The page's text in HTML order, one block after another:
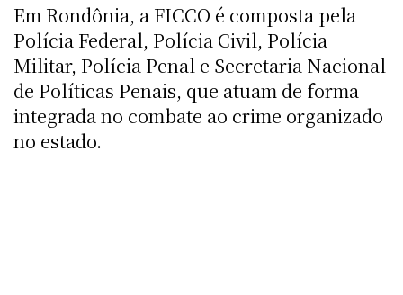
Em Rondônia, a FICCO é composta pela
Polícia Federal, Polícia Civil, Polícia
Militar, Polícia Penal e Secretaria Nacional
de Políticas Penais, que atuam de forma
integrada no combate ao crime organizado
no estado.